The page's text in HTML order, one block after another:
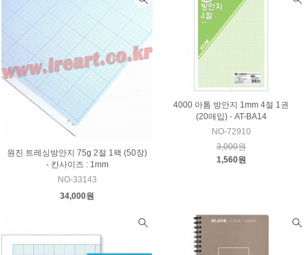
원진 트레싱방안지 75g 2절 1팩 (50장)
- 칸사이즈 : 1mm
NO-33143
34,000원
4000 아톰 방안지 1mm 4절 1권
(20매입) - AT-BA14
NO-72910
3,000원
1,560원